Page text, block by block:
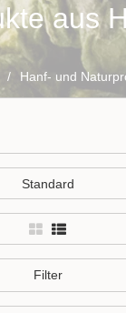
aus
/ Hanf- und
Standard
Filter